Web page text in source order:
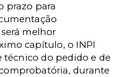
prazo para
melhor
capítulo, o INPI
técnico do pedido e de
durante